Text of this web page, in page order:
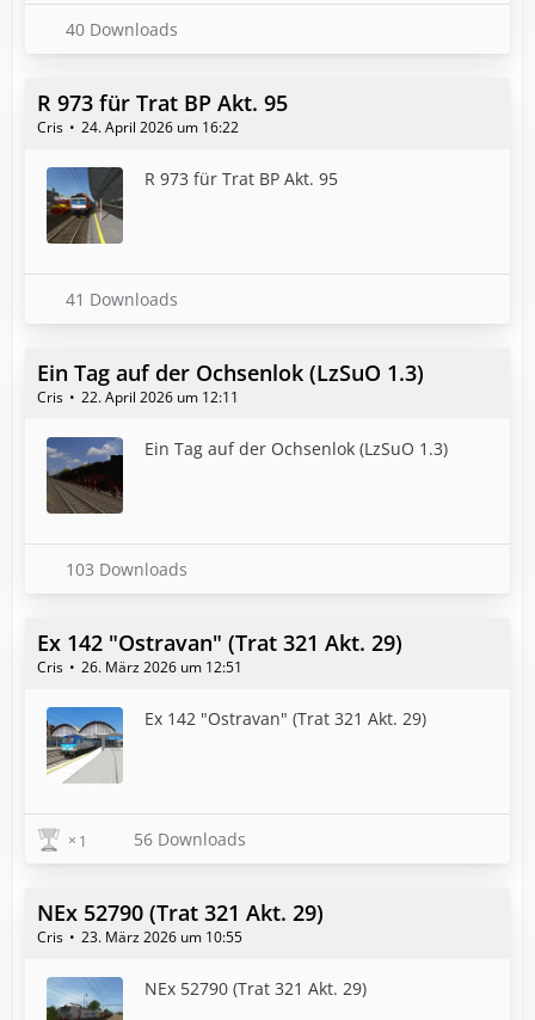
40 Downloads
R 973 für Trat BP Akt. 95
Cris 24. April 2026 um 16:22
R 973 für Trat BP Akt. 95
41 Downloads
Ein Tag auf der Ochsenlok (LzSuO 1.3)
Cris 22. April 2026 um 12:11
Ein Tag auf der Ochsenlok (LzSuO 1.3)
103 Downloads
Ex 142 "Ostravan" (Trat 321 Akt. 29)
Cris 26. März 2026 um 12:51
Ex 142 "Ostravan" (Trat 321 Akt. 29)
1 56 Downloads
NEx 52790 (Trat 321 Akt. 29)
Cris 23. März 2026 um 10:55
NEx 52790 (Trat 321 Akt. 29)